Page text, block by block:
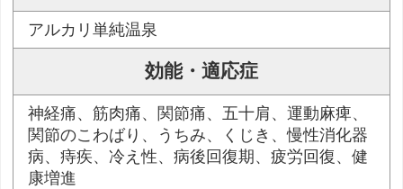
アルカリ単純温泉
効能・適応症
神経痛、筋肉痛、関節痛、五十肩、運動麻痺、
関節のこわばり、うちみ、くじき、慢性消化器
病、痔疾、冷え性、病後回復期、疲労回復、健
康増進